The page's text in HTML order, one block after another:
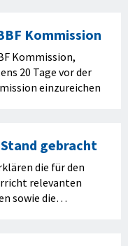
Kommission
Kommission,
20 Tage vor der
einzureichen
gebracht
die für den
relevanten
sowie die